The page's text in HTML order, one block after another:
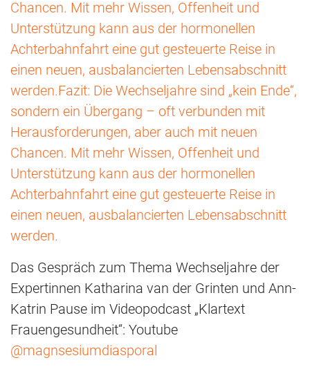
Chancen. Mit mehr Wissen, Offenheit und
Unterstützung kann aus der hormonellen
Achterbahnfahrt eine gut gesteuerte Reise in
einen neuen, ausbalancierten Lebensabschnitt
werden.Fazit: Die Wechseljahre sind „kein Ende“,
sondern ein Übergang – oft verbunden mit
Herausforderungen, aber auch mit neuen
Chancen. Mit mehr Wissen, Offenheit und
Unterstützung kann aus der hormonellen
Achterbahnfahrt eine gut gesteuerte Reise in
einen neuen, ausbalancierten Lebensabschnitt
werden.
Das Gespräch zum Thema Wechseljahre der
Expertinnen Katharina van der Grinten und Ann-
Katrin Pause im Videopodcast „Klartext
Frauengesundheit“: Youtube
@magnsesiumdiasporal